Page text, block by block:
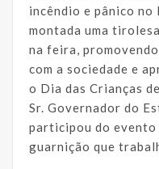
incêndio e pânico
montada uma
na feira,
com a sociedade e
o Dia das Crianças
Sr. Governador do
participou do
guarnição que